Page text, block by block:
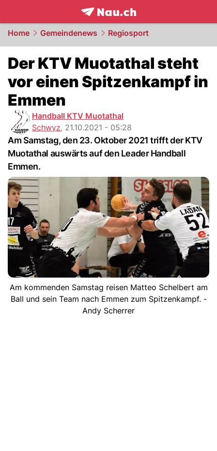
frontpage.NAU.ch
Home Gemeindenews Regiosport
Der KTV Muotathal steht
vor einen Spitzenkampf in
Emmen
Handball KTV Muotathal
Schwyz, 21.10.2021 - 05:28
Am Samstag, den 23. Oktober 2021 trifft der KTV
Muotathal auswärts auf den Leader Handball
Emmen.
Am kommenden Samstag reisen Matteo Schelbert am
Ball und sein Team nach Emmen zum Spitzenkampf. -
Andy Scherrer